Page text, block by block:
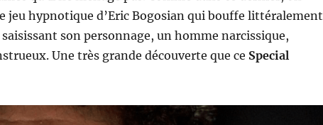
jeu hypnotique d’Eric Bogosian qui bouffe littéralement
son personnage, un homme narcissique,
Une très grande découverte que ce Special